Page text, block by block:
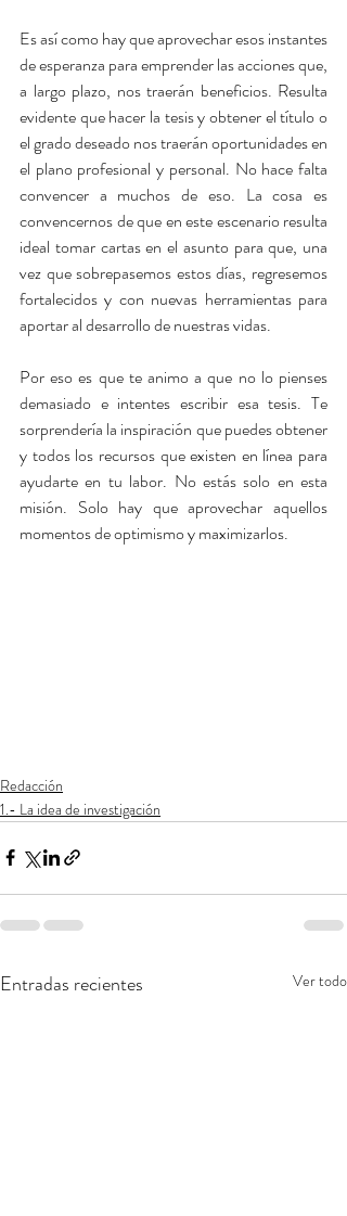
Es así como hay que aprovechar esos instantes
de esperanza para emprender las acciones que,
a largo plazo, nos traerán beneficios. Resulta
evidente que hacer la tesis y obtener el título o
el grado deseado nos traerán oportunidades en
el plano profesional y personal. No hace falta
convencer a muchos de eso. La cosa es
convencernos de que en este escenario resulta
ideal tomar cartas en el asunto para que, una
vez que sobrepasemos estos días, regresemos
fortalecidos y con nuevas herramientas para
aportar al desarrollo de nuestras vidas.
Por eso es que te animo a que no lo pienses
demasiado e intentes escribir esa tesis. Te
sorprendería la inspiración que puedes obtener
y todos los recursos que existen en línea para
ayudarte en tu labor. No estás solo en esta
misión. Solo hay que aprovechar aquellos
momentos de optimismo y maximizarlos.
Redacción
1.- La idea de investigación
Entradas recientes Ver todo